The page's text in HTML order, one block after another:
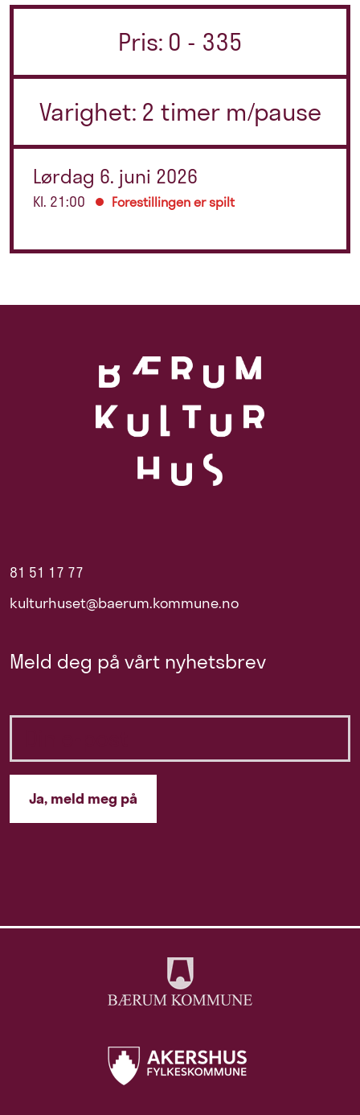
Pris: 0 - 335
Varighet: 2 timer m/pause
Lørdag 6. juni 2026
Kl. 21:00 Forestillingen er spilt
81 51 17 77
kulturhuset@baerum.kommune.no
Meld deg på vårt nyhetsbrev